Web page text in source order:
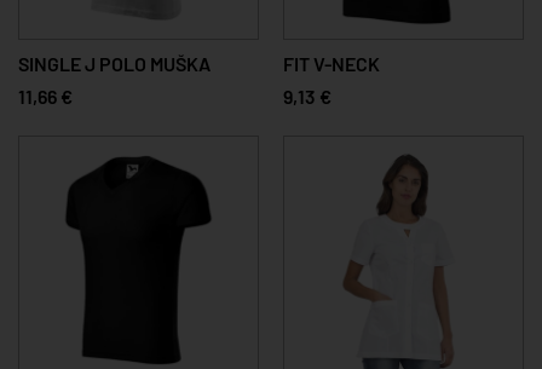
SINGLE J POLO MUŠKA
11,66 €
FIT V-NECK
9,13 €